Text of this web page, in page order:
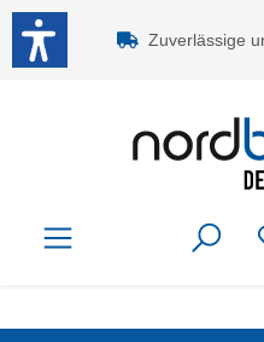
Zum Hauptinhalt springen
Zuverlässige